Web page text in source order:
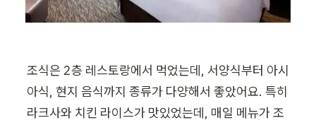
조식은 2층 레스토랑에서 먹었는데, 서양식부터 아시
아식, 현지 음식까지 종류가 다양해서 좋았어요. 특히
라크사와 치킨 라이스가 맛있었는데, 매일 메뉴가 조